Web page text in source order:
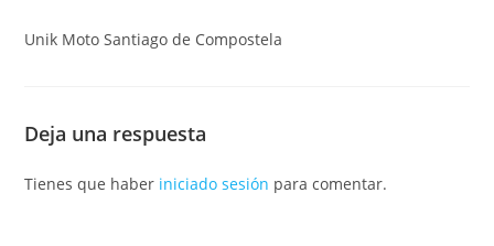
Unik Moto Santiago de Compostela
Deja una respuesta
Tienes que haber iniciado sesión para comentar.